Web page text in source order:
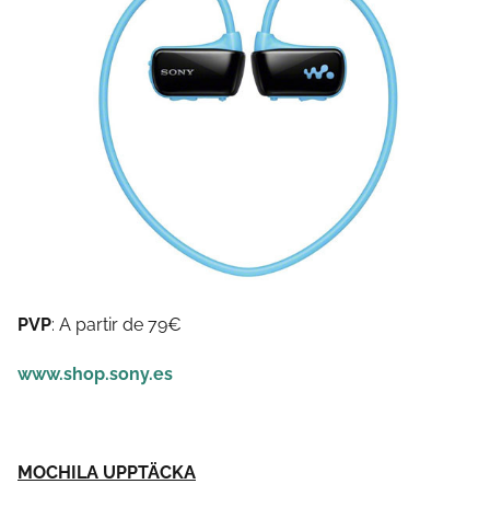
PVP: A partir de 79€
www.shop.sony.es
MOCHILA UPPTÄCKA